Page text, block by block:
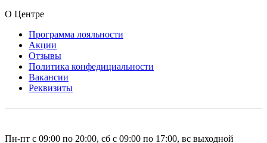
О Центре
Программа лояльности
Акции
Отзывы
Политика конфедициальности
Вакансии
Реквизиты
Пн-пт с 09:00 по 20:00, сб с 09:00 по 17:00, вс выходной